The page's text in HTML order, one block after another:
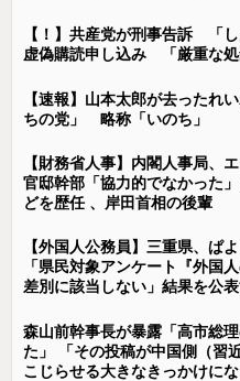
【！】共産党が刑事告訴 「
虚偽購読申し込み 「厳重な処
【速報】山本太郎が去ったれ
ちの党」 略称「いのち」
【財務省人事】内閣人事局、
官邸幹部「協力的でなかった
どを歴任 、岸田首相の後輩
【外国人公務員】三重県、ぱ
「県民対象アンケート『外国
差別に該当しない」結果を公
森山前幹事長が暴露「高市総
た」 「その投稿が中国側（習
こじらせる大きなきっかけにな